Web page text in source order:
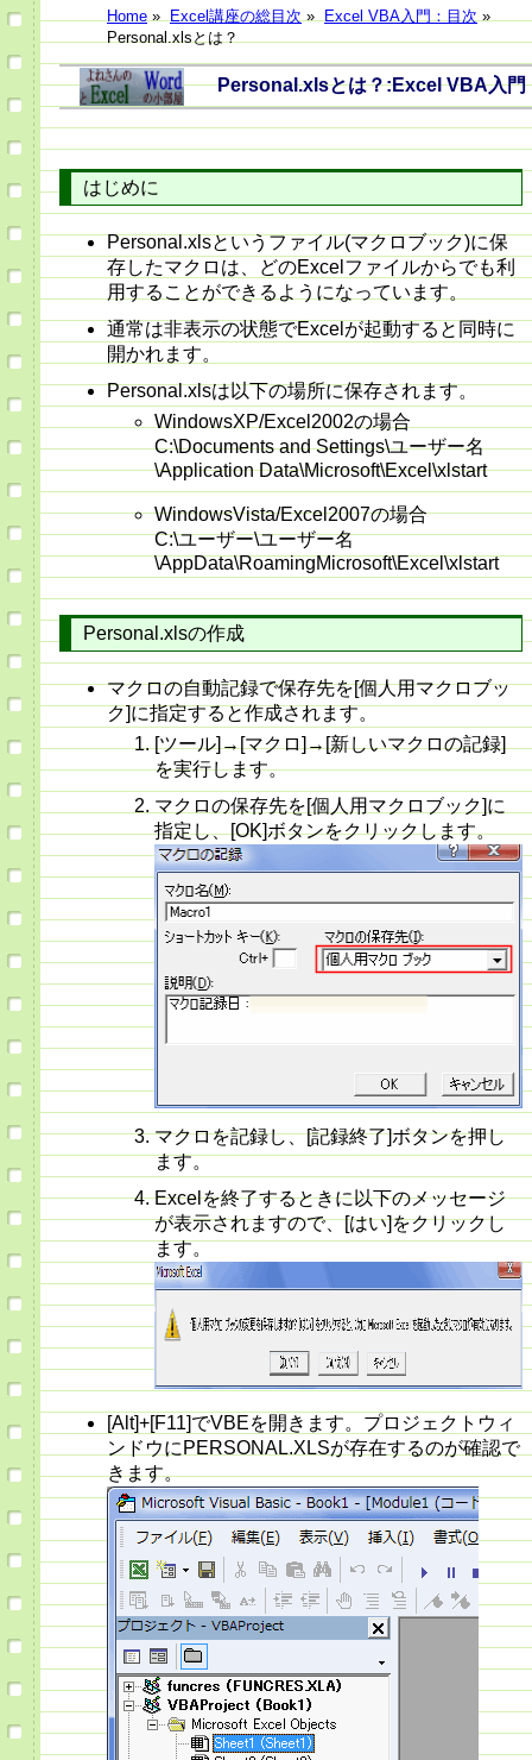
Home» Excel講座の総目次» Excel VBA入門：目次»
Personal.xlsとは？
Personal.xlsとは？:Excel VBA入門
はじめに
Personal.xlsというファイル(マクロブック)に保
存したマクロは、どのExcelファイルからでも利
用することができるようになっています。
通常は非表示の状態でExcelが起動すると同時に
開かれます。
Personal.xlsは以下の場所に保存されます。
WindowsXP/Excel2002の場合
C:\Documents and Settings\ユーザー名
\Application Data\Microsoft\Excel\xlstart
WindowsVista/Excel2007の場合
C:\ユーザー\ユーザー名
\AppData\RoamingMicrosoft\Excel\xlstart
Personal.xlsの作成
マクロの自動記録で保存先を[個人用マクロブッ
ク]に指定すると作成されます。
[ツール]→[マクロ]→[新しいマクロの記録]
を実行します。
マクロの保存先を[個人用マクロブック]に
指定し、[OK]ボタンをクリックします。
マクロを記録し、[記録終了]ボタンを押し
ます。
Excelを終了するときに以下のメッセージ
が表示されますので、[はい]をクリックし
ます。
[Alt]+[F11]でVBEを開きます。プロジェクトウィ
ンドウにPERSONAL.XLSが存在するのが確認で
きます。